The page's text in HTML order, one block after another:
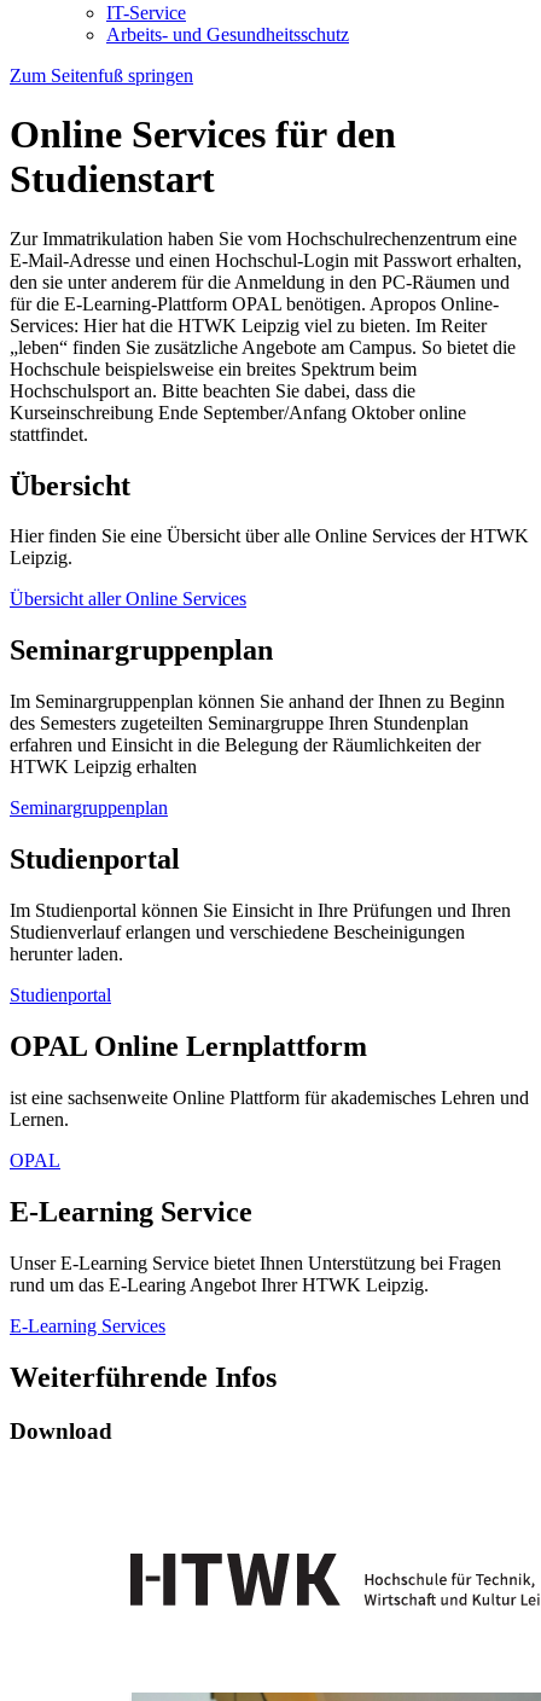
IT-Service
Arbeits- und Gesundheitsschutz
Zum Seitenfuß springen
Online Services für den
Studienstart
Zur Immatrikulation haben Sie vom Hochschulrechenzentrum eine
E-Mail-Adresse und einen Hochschul-Login mit Passwort erhalten,
den sie unter anderem für die Anmeldung in den PC-Räumen und
für die E-Learning-Plattform OPAL benötigen. Apropos Online-
Services: Hier hat die HTWK Leipzig viel zu bieten. Im Reiter
„leben“ finden Sie zusätzliche Angebote am Campus. So bietet die
Hochschule beispielsweise ein breites Spektrum beim
Hochschulsport an. Bitte beachten Sie dabei, dass die
Kurseinschreibung Ende September/Anfang Oktober online
stattfindet.
Übersicht
Hier finden Sie eine Übersicht über alle Online Services der HTWK
Leipzig.
Übersicht aller Online Services
Seminargruppenplan
Im Seminargruppenplan können Sie anhand der Ihnen zu Beginn
des Semesters zugeteilten Seminargruppe Ihren Stundenplan
erfahren und Einsicht in die Belegung der Räumlichkeiten der
HTWK Leipzig erhalten
Seminargruppenplan
Studienportal
Im Studienportal können Sie Einsicht in Ihre Prüfungen und Ihren
Studienverlauf erlangen und verschiedene Bescheinigungen
herunter laden.
Studienportal
OPAL Online Lernplattform
ist eine sachsenweite Online Plattform für akademisches Lehren und
Lernen.
OPAL
E-Learning Service
Unser E-Learning Service bietet Ihnen Unterstützung bei Fragen
rund um das E-Learing Angebot Ihrer HTWK Leipzig.
E-Learning Services
Weiterführende Infos
Download